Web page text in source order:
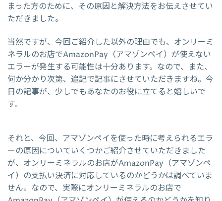
まった方のために、その原因と解決方法をお伝えさせてい
ただきました。
当然ですが、今回ご紹介した以外の理由でも、オンリーミ
ネラルのお店でAmazonPay（アマゾンペイ）が使えない
エラーが発生する可能性は十分あります。なので、また、
何か分かり次第、追記で記事にさせていただきますね。今
日の記事が、少しでもあなたのお役に立てると嬉しいで
す。
それと、今回、アマゾンペイを使った時に考えられるエラ
ーの原因についていくつかご紹介させていただきました
が、オンリーミネラルのお店がAmazonPay（アマゾンペ
イ）の支払い決済に対応しているのかどうかは調べていま
せん。なので、実際にオンリーミネラルのお店で